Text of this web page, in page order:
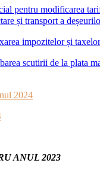
pentru modificarea
și transport a
impozitelor și
scutirii de la plata
2024
ANUL 2023